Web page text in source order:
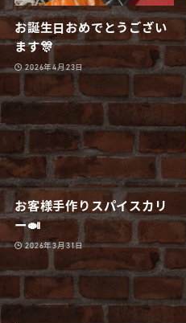
お誕生日おめでとうござい
ます🎊
2026年4月23日
お客様手作りスパイスカリ
ー🍛
2026年3月31日